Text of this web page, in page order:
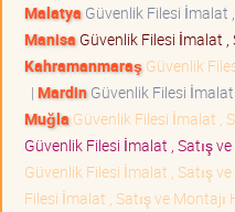
Malatya Güvenlik Filesi İmalat
Manisa Güvenlik Filesi İmalat ,
Kahramanmaraş Güvenlik
| MardinGüvenlik Filesi İmalat
Muğla Güvenlik Filesi İmalat ,
Güvenlik Filesi İmalat , Satış
Güvenlik Filesi İmalat , Satış
Filesi İmalat , Satış ve Montajı